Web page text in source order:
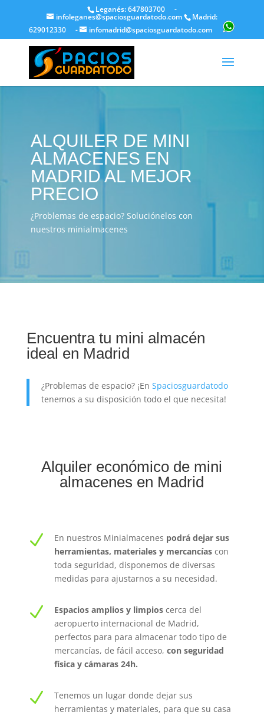
Leganés: 647803700 -
infoleganes@spaciosguardatodo.com
Madrid:
629012330
- infomadrid@spaciosguardatodo.com
ALQUILER DE MINI
ALMACENES EN
MADRID AL MEJOR
PRECIO
¿Problemas de espacio? Soluciónelos con
nuestros minialmacenes
Encuentra tu mini almacén
ideal en Madrid
¿Problemas de espacio? ¡En Spaciosguardatodo
tenemos a su disposición todo el que necesita!
Alquiler económico de mini
almacenes en Madrid
N En nuestros Minialmacenes podrá dejar sus
herramientas, materiales y mercancíascon
toda seguridad, disponemos de diversas
medidas para ajustarnos a su necesidad.
N Espacios amplios y limpioscerca del
aeropuerto internacional de Madrid,
perfectos para para almacenar todo tipo de
mercancías, de fácil acceso, con seguridad
física y cámaras 24h.
N
Tenemos un lugar donde dejar sus
herramientas y materiales, para que su casa